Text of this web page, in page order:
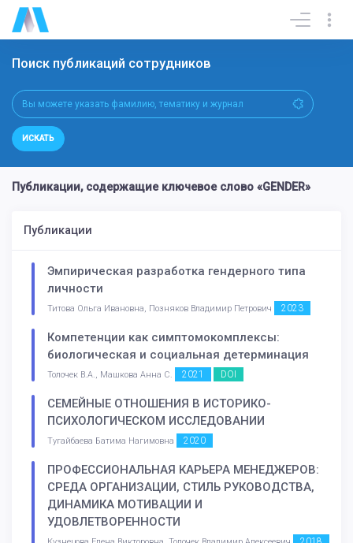
Поиск публикаций сотрудников
ИСКАТЬ
Публикации, содержащие ключевое слово «GENDER»
Публикации
Эмпирическая разработка гендерного типа
личности
Титова Ольга Ивановна, Позняков Владимир Петрович 2023
Компетенции как симптомокомплексы:
биологическая и социальная детерминация
Толочек В.А., Машкова Анна С. 2021 DOI
СЕМЕЙНЫЕ ОТНОШЕНИЯ В ИСТОРИКО-
ПСИХОЛОГИЧЕСКОМ ИССЛЕДОВАНИИ
Тугайбаева Батима Нагимовна 2020
ПРОФЕССИОНАЛЬНАЯ КАРЬЕРА МЕНЕДЖЕРОВ:
СРЕДА ОРГАНИЗАЦИИ, СТИЛЬ РУКОВОДСТВА,
ДИНАМИКА МОТИВАЦИИ И
УДОВЛЕТВОРЕННОСТИ